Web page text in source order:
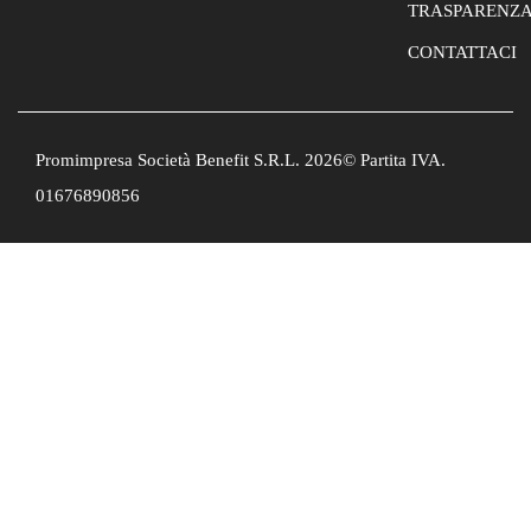
CONTATTACI
Promimpresa Società Benefit S.R.L. 2026© Partita IVA.
01676890856